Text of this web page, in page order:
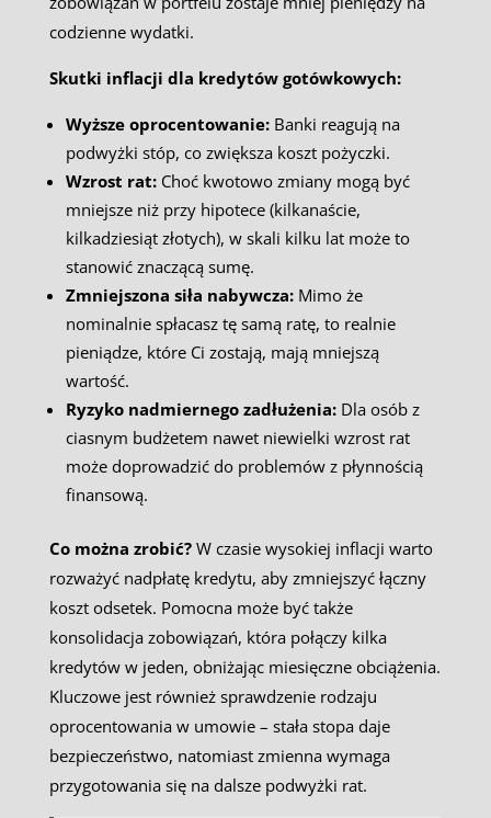
codzienne wydatki.
Skutki inflacji dla kredytów gotówkowych:
Wyższe oprocentowanie:Banki reagują na
podwyżki stóp, co zwiększa koszt pożyczki.
Wzrost rat:Choć kwotowo zmiany mogą być
mniejsze niż przy hipotece (kilkanaście,
kilkadziesiąt złotych), w skali kilku lat może to
stanowić znaczącą sumę.
Zmniejszona siła nabywcza:Mimo że
nominalnie spłacasz tę samą ratę, to realnie
pieniądze, które Ci zostają, mają mniejszą
wartość.
Ryzyko nadmiernego zadłużenia:Dla osób z
ciasnym budżetem nawet niewielki wzrost rat
może doprowadzić do problemów z płynnością
finansową.
Co można zrobić?W czasie wysokiej inflacji warto
rozważyć nadpłatę kredytu, aby zmniejszyć łączny
koszt odsetek. Pomocna może być także
konsolidacja zobowiązań, która połączy kilka
kredytów w jeden, obniżając miesięczne obciążenia.
Kluczowe jest również sprawdzenie rodzaju
oprocentowania w umowie – stała stopa daje
bezpieczeństwo, natomiast zmienna wymaga
przygotowania się na dalsze podwyżki rat.